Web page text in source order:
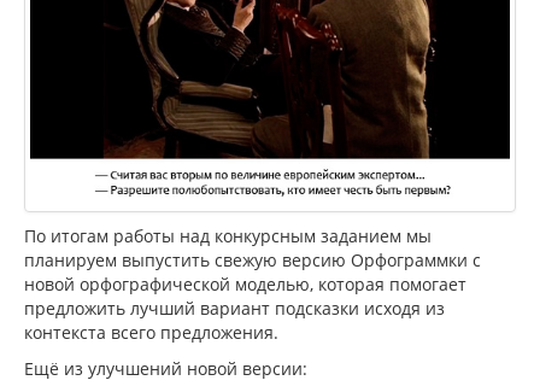
По итогам работы над конкурсным заданием мы
планируем выпустить свежую версию Орфограммки с
новой орфографической моделью, которая помогает
предложить лучший вариант подсказки исходя из
контекста всего предложения.
Ещё из улучшений новой версии: